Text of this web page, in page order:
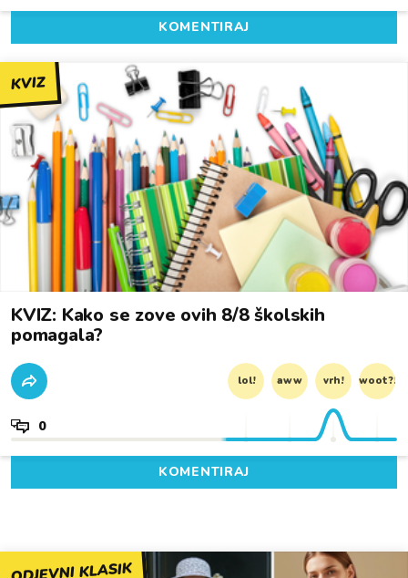
KOMENTIRAJ
KVIZ
KVIZ: Kako se zove ovih 8/8 školskih
pomagala?
lol! aww vrh! woot?!
0
KOMENTIRAJ